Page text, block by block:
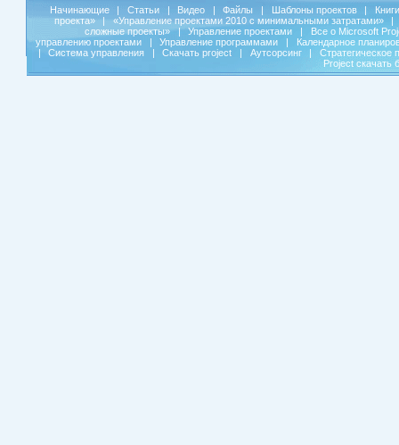
Начинающие | Статьи | Видео | Файлы | Шаблоны проектов |
Книги
проекта»
| «Управление проектами 2010 с минимальными затратами»
|
сложные проекты»
| Управление проектами |
Все о Microsoft
управлению проектами
| Управление программами |
Календарное
|
Система управления | Скачать project | Аутсорсинг |
Стратегическое
Project скачать